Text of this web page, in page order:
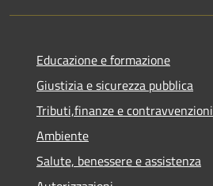
Educazione e formazione
Giustizia e sicurezza pubblica
Tributi,finanze e contravvenzioni
Ambiente
Salute, benessere e assistenza